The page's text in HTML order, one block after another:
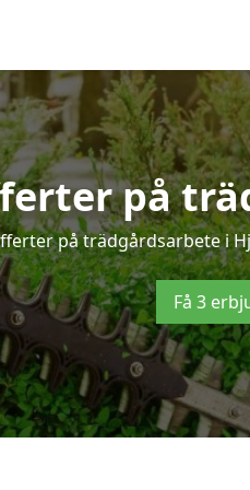
på
på trädgårdsarbete i
Få 3